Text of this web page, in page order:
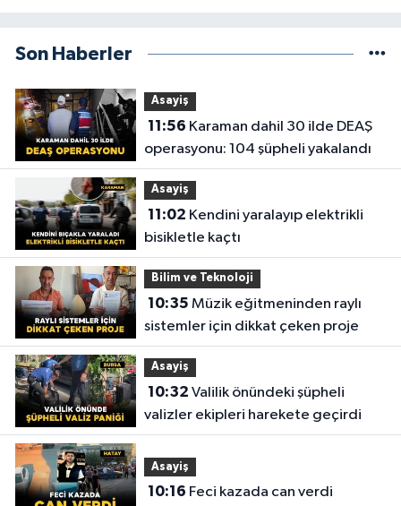
Son Haberler
Asayiş
11:56
operasyonu: 104 şüpheli yakalandı
Asayiş
11:02
bisikletle kaçtı
Bilim ve Teknoloji
10:35
sistemler için dikkat çeken proje
Asayiş
10:32
valizler ekipleri harekete geçirdi
Asayiş
10:16 Feci kazada can verdi